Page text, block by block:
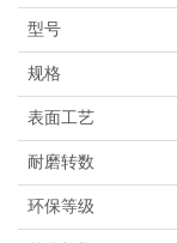
型号
规格
表面工艺
耐磨转数
环保等级